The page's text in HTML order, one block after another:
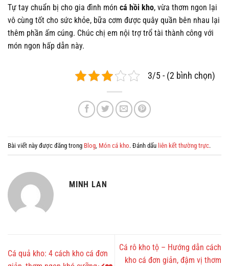
Tự tay chuẩn bị cho gia đình món cá hồi kho, vừa thơm ngon lại
vô cùng tốt cho sức khỏe, bữa cơm được quây quần bên nhau lại
thêm phần ấm cúng. Chúc chị em nội trợ trổ tài thành công với
món ngon hấp dẫn này.
3/5 - (2 bình chọn)
Bài viết này được đăng trong Blog Món cá kho. Đánh dấu liên kết thường trực.
MINH LAN
Cá quả kho: 4 cách kho cá đơn
Cá rô kho tộ – Hướng dẫn cách
kho cá đơn giản, đậm vị thơm